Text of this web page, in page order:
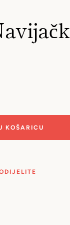
KOŠARICU